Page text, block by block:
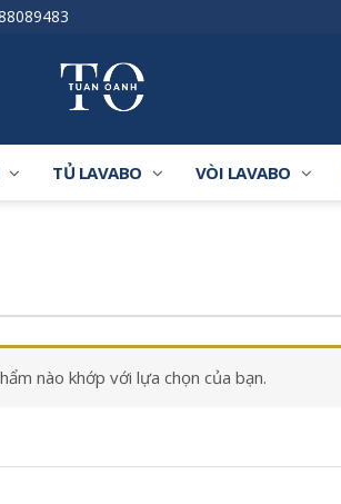
TỦ LAVABO VÒI LAVABO
nào khớp với lựa chọn của bạn.